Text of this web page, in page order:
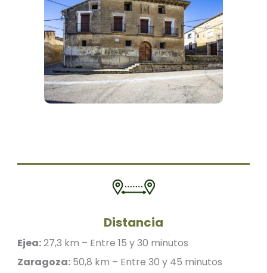
Distancia
Ejea:27,3 km – Entre 15 y 30 minutos
Zaragoza: 50,8 km – Entre 30 y 45 minutos